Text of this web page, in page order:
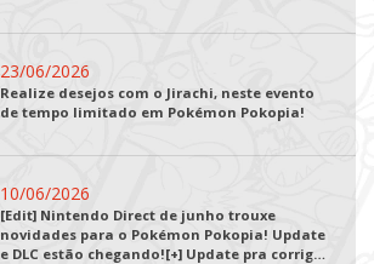
23/06/2026
Realize desejos com o Jirachi, neste evento
de tempo limitado em Pokémon Pokopia!
10/06/2026
[Edit] Nintendo Direct de junho trouxe
novidades para o Pokémon Pokopia! Update
e DLC estão chegando![+] Update pra corrigir